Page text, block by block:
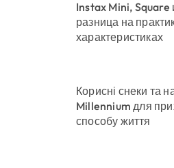
Instax Mini, Square
разница на
характеристиках
Корисні снеки та
Millennium для
способу життя